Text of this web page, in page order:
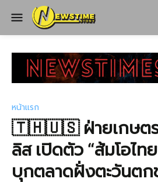
หน้าแรก
🇹🇭🇺🇸 ฝ่ายเกษตร
ลิส เปิดตัว “ส้มโอไท
บุกตลาดฝั่งตะวันตก